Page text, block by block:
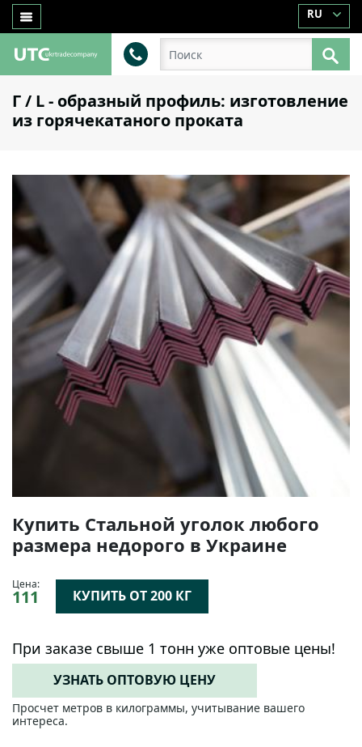
RU
Г / L - образный профиль: изготовление
из горячекатаного проката
Купить Стальной уголок любого
размера недорого в Украине
Цена:
111 КУПИТЬ ОТ 200 КГ
При заказе свыше 1 тонн уже оптовые цены!
УЗНАТЬ ОПТОВУЮ ЦЕНУ
Просчет метров в килограммы, учитывание вашего
интереса.